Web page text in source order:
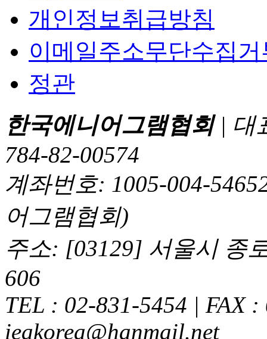
개인정보취급방침
이메일주소무단수집거
정관
한국에니어그램협회| 대
784-82-00574
계좌번호: 1005-004-
어그램협회)
주소: [03129] 서울시 종
606
TEL : 02-831-5454 | FAX
ieakorea@hanmail.net